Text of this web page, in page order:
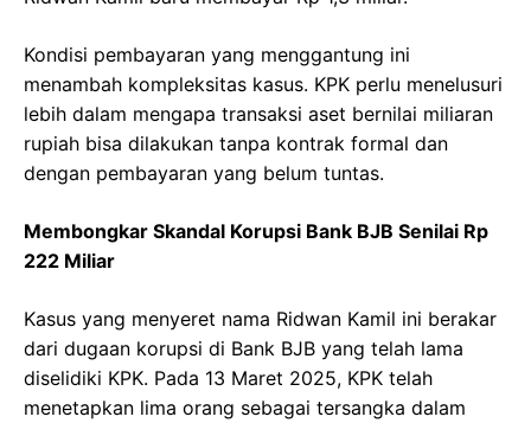
Kondisi pembayaran yang menggantung ini
menambah kompleksitas kasus. KPK perlu menelusuri
lebih dalam mengapa transaksi aset bernilai miliaran
rupiah bisa dilakukan tanpa kontrak formal dan
dengan pembayaran yang belum tuntas.
Membongkar Skandal Korupsi Bank BJB Senilai Rp
222 Miliar
Kasus yang menyeret nama Ridwan Kamil ini berakar
dari dugaan korupsi di Bank BJB yang telah lama
diselidiki KPK. Pada 13 Maret 2025, KPK telah
menetapkan lima orang sebagai tersangka dalam